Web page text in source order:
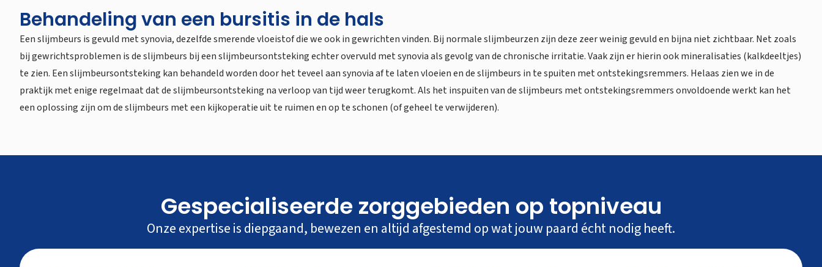
Behandeling van een bursitis in de hals
Een slijmbeurs is gevuld met synovia, dezelfde smerende vloeistof die we ook in gewrichten vinden. Bij normale slijmbeurzen zijn deze zeer weinig gevuld en bijna niet zichtbaar. Net zoals
bij gewrichtsproblemen is de slijmbeurs bij een slijmbeursontsteking echter overvuld met synovia als gevolg van de chronische irritatie. Vaak zijn er hierin ook mineralisaties (kalkdeeltjes)
te zien. Een slijmbeursontsteking kan behandeld worden door het teveel aan synovia af te laten vloeien en de slijmbeurs in te spuiten met ontstekingsremmers. Helaas zien we in de
praktijk met enige regelmaat dat de slijmbeursontsteking na verloop van tijd weer terugkomt. Als het inspuiten van de slijmbeurs met ontstekingsremmers onvoldoende werkt kan het
een oplossing zijn om de slijmbeurs met een kijkoperatie uit te ruimen en op te schonen (of geheel te verwijderen).
Gespecialiseerde zorggebieden op topniveau
Onze expertise is diepgaand, bewezen en altijd afgestemd op wat jouw paard écht nodig heeft.